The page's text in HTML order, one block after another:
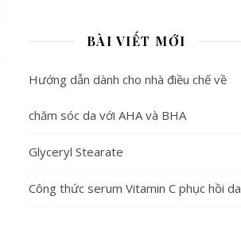
BÀI VIẾT MỚI
Hướng dẫn dành cho nhà điều chế về
chăm sóc da với AHA và BHA
Glyceryl Stearate
Công thức serum Vitamin C phục hồi da